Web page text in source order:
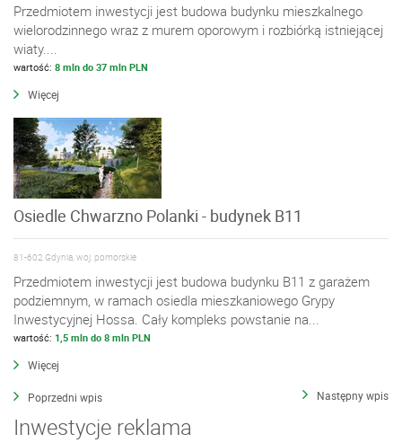
Przedmiotem inwestycji jest budowa budynku mieszkalnego
wielorodzinnego wraz z murem oporowym i rozbiórką istniejącej
wiaty....
wartość: 8 mln do 37 mln PLN
Więcej
Osiedle Chwarzno Polanki - budynek B11
81-602 Gdynia, woj. pomorskie
Przedmiotem inwestycji jest budowa budynku B11 z garażem
podziemnym, w ramach osiedla mieszkaniowego Grypy
Inwestycyjnej Hossa. Cały kompleks powstanie na...
wartość: 1,5 mln do 8 mln PLN
Więcej
Poprzedni wpis Następny wpis
Inwestycje reklama